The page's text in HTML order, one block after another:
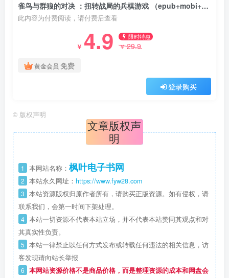
雀鸟与群狼的对决 ：扭转战局的兵棋游戏 （epub+mobi+pdf）
此内容为付费阅读，请付费后查看
￥ 4.9 限时特惠
￥29.9
黄金会员 免费
登录购买
© 版权声明
文章版权声
明
1 本网站名称： 枫叶电子书网
2 本站永久网址： https://www.fyw28.com
3 本站资源版权归原作者所有，请购买正版资源。如有侵权，请
联系我们，会第一时间下架处理。
4 本站一切资源不代表本站立场，并不代表本站赞同其观点和对
其真实性负责。
5 本站一律禁止以任何方式发布或转载任何违法的相关信息，访
客发现请向站长举报
6 本网站资源价格不是商品价格，而是整理资源的成本和网盘会